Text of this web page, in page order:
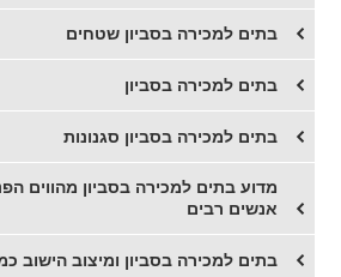
​בתים למכירה בסביון שטחים
​בתים למכירה בסביון
בתים למכירה בסביון סגנונות
​מדוע בתים למכירה בסביון מהווים
אנשים רבים
בתים למכירה בסביון ומיצוב הישוב